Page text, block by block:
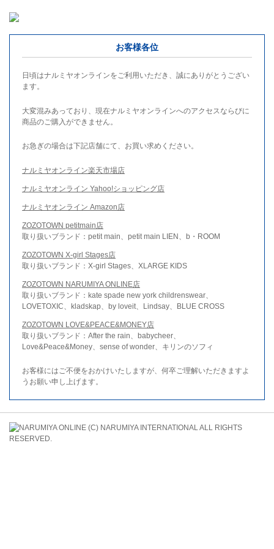
お客様各位
日頃はナルミヤオンラインをご利用いただき、誠にありがとうござい
ます。
大変混みあっており、現在ナルミヤオンラインへのアクセスならびに
商品のご購入ができません。
お急ぎの場合は下記店舗にて、お買い求めください。
ナルミヤオンライン楽天市場店
ナルミヤオンライン Yahoo!ショッピング店
ナルミヤオンライン Amazon店
ZOZOTOWN petitmain店
取り扱いブランド：petit main、petit main LIEN、b・ROOM
ZOZOTOWN X-girl Stages店
取り扱いブランド：X-girl Stages、XLARGE KIDS
ZOZOTOWN NARUMIYA ONLINE店
取り扱いブランド：kate spade new york childrenswear、
LOVETOXIC、kladskap、by loveit、Lindsay、BLUE CROSS
ZOZOTOWN LOVE&PEACE&MONEY店
取り扱いブランド：After the rain、babycheer、
Love&Peace&Money、sense of wonder、キリンのソフィ
お客様にはご不便をおかけいたしますが、何卒ご理解いただきますよ
うお願い申し上げます。